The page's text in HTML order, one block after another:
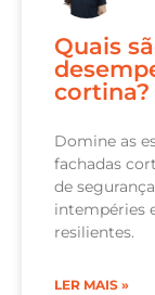
Quais
cortina?
Domine as
fachadas
de
intempéries
resilientes.
LER MAIS »